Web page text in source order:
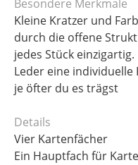
Besondere Merkmale
Kleine Kratzer und
durch die offene
jedes Stück
Leder eine
je öfter du es trägst
Details
Vier Kartenfächer
Ein Hauptfach für